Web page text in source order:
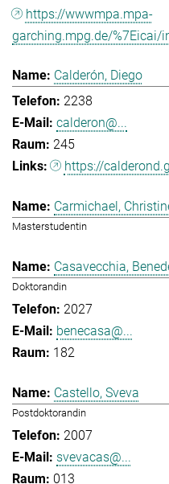
https://wwwmpa.mpa-
garching.mpg.de/%7Eicai/
Calderón, Diego
2238
calderon@...
245
https://
Carmichael,
Masterstudentin
Casavecchia,
Doktorandin
2027
benecasa@...
182
Castello, Sveva
Postdoktorandin
2007
svevacas@...
013